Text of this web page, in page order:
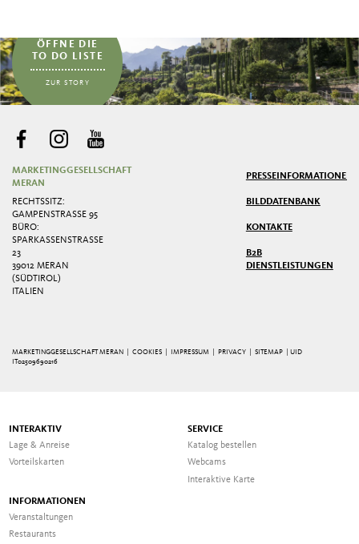
ÖFFNE DIE
TO DO LISTE
ZUR STORY
MARKETINGGESELLSCHAFT
MERAN
RECHTSSITZ:
GAMPENSTRASSE 95
BÜRO:
SPARKASSENSTRASSE 2
3
39012 MERAN
(SÜDTIROL)
ITALIEN
PRESSEINFORMATIONEN
BILDDATENBANK
KONTAKTE
B2B
DIENSTLEISTUNGEN
MARKETINGGESELLSCHAFT MERAN | COOKIES IMPRESSUM PRIVACY |SITEMAP
| UID
IT02509690216
INTERAKTIV
Lage & Anreise
Vorteilskarten
SERVICE
Katalog bestellen
Webcams
Interaktive Karte
INFORMATIONEN
Veranstaltungen
Restaurants